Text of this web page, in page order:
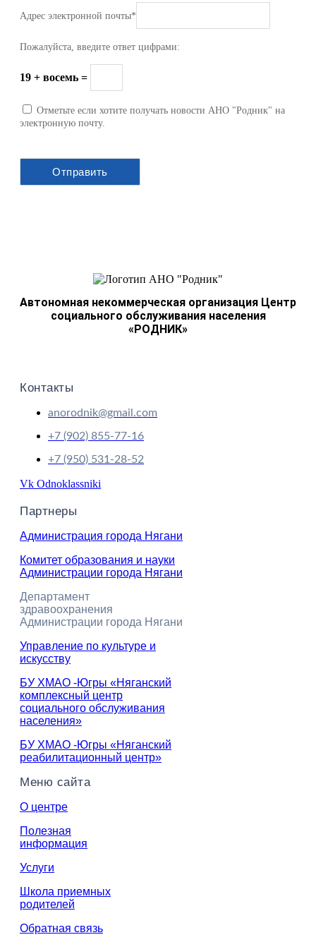
Адрес электронной почты*
Пожалуйста, введите ответ цифрами:
19 + восемь =
Отметьте если хотите получать новости АНО "Родник" на
электронную почту.
Автономная некоммерческая организация Центр
социального обслуживания населения
«РОДНИК»
Контакты
anorodnik@gmail.com
+7 (902) 855-77-16
+7 (950) 531-28-52
Vk Odnoklassniki
Партнеры
Администрация города Нягани
Комитет образования и науки
Администрации города Нягани
Департамент
здравоохранения
Администрации города Нягани
Управление по культуре и
искусству
БУ ХМАО -Югры «Няганский
комплексный центр
социального обслуживания
населения»
БУ ХМАО -Югры «Няганский
реабилитационный центр»
Меню сайта
О центре
Полезная
информация
Услуги
Школа приемных
родителей
Обратная связь